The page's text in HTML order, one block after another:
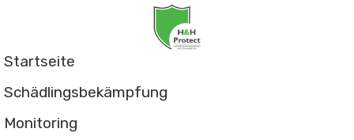
Startseite
Schädlingsbekämpfung
Monitoring